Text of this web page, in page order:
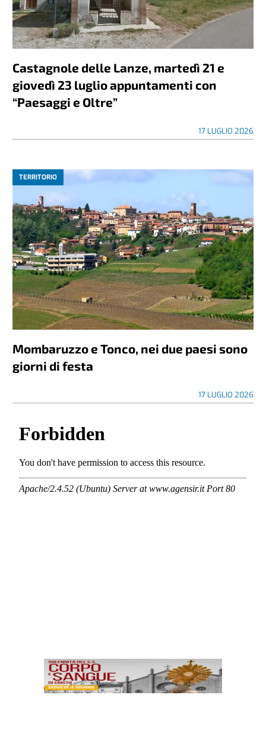
Castagnole delle Lanze, martedì 21 e
giovedì 23 luglio appuntamenti con
“Paesaggi e Oltre”
17 LUGLIO 2026
TERRITORIO
Mombaruzzo e Tonco, nei due paesi sono
giorni di festa
17 LUGLIO 2026